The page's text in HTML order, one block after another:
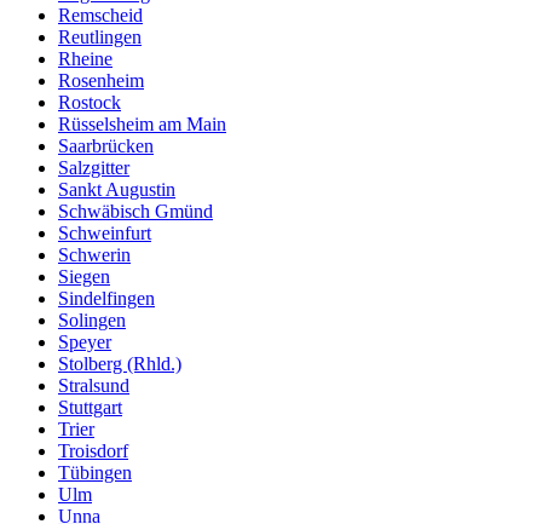
Remscheid
Reutlingen
Rheine
Rosenheim
Rostock
Rüsselsheim am Main
Saarbrücken
Salzgitter
Sankt Augustin
Schwäbisch Gmünd
Schweinfurt
Schwerin
Siegen
Sindelfingen
Solingen
Speyer
Stolberg (Rhld.)
Stralsund
Stuttgart
Trier
Troisdorf
Tübingen
Ulm
Unna